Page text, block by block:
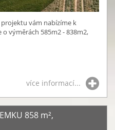
vám nabízíme k
výměrách 585m2 - 838m2,
více informací...
858 m²,